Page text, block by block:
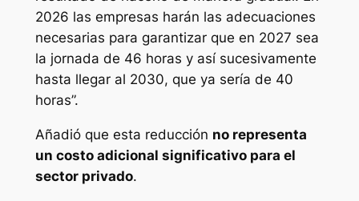
2026 las empresas harán las adecuaciones
necesarias para garantizar que en 2027 sea
la jornada de 46 horas y así sucesivamente
hasta llegar al 2030, que ya sería de 40
horas”.
Añadió que esta reducción no representa
un costo adicional significativo para el
sector privado.